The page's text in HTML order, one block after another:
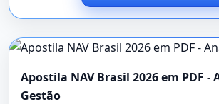
Apostila NAV Brasil 2026 em PDF -
Gestão